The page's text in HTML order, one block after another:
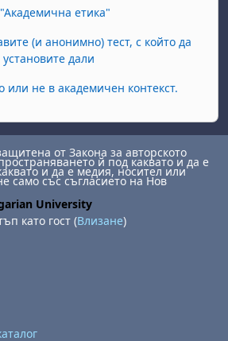
етика"
(и анонимно) тест, с който да
установите дали
или не в академичен контекст.
от Закона за авторското
й под каквато и да е
и да е медия, носител или
само със съгласието на Нов
University
като гост (Влизане)